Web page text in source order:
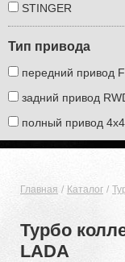
STINGER
Тип привода
передний привод
задний привод
полный привод 4х4
Главная Каталог
Турбо
LADA